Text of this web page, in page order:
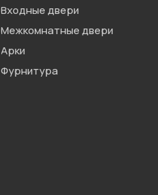
Фурнитура
Арки
Межкомнатные двери
Входные двери